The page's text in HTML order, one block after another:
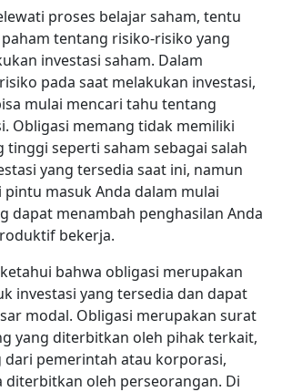
proses belajar saham, tentu
tentang risiko-risiko yang
investasi saham. Dalam
pada saat melakukan investasi,
mulai mencari tahu tentang
Obligasi memang tidak memiliki
tinggi seperti saham sebagai salah
yang tersedia saat ini, namun
pintu masuk Anda dalam mulai
dapat menambah penghasilan Anda
bekerja.
bahwa obligasi merupakan
investasi yang tersedia dan dapat
modal. Obligasi merupakan surat
yang diterbitkan oleh pihak terkait,
dari pemerintah atau korporasi,
diterbitkan oleh perseorangan. Di